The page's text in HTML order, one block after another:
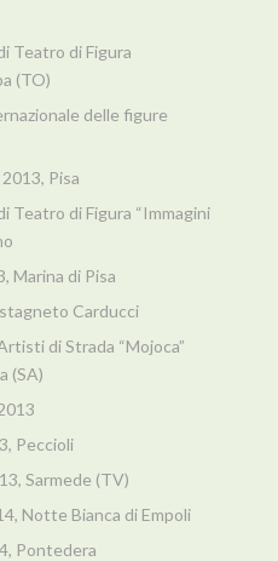
Teatro di Figura
(TO)
delle figure
Pisa
Teatro di Figura “Immagini
Marina di Pisa
Carducci
di Strada “Mojoca”
(SA)
Peccioli
Sarmede (TV)
Notte Bianca di Empoli
Pontedera